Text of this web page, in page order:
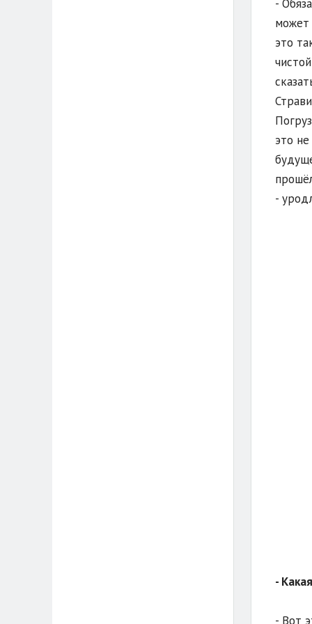
-
может
это
это
-
-
- Вот